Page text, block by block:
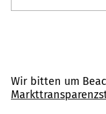
Wir bitten um